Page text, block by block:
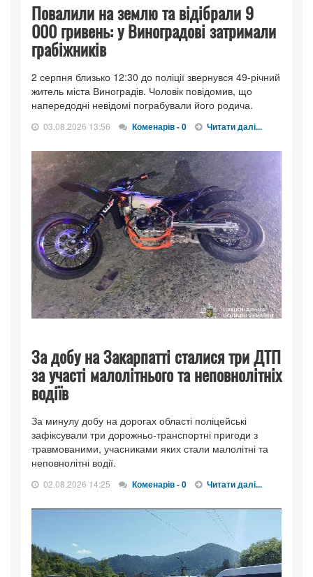
Повалили на землю та відібрали 9
000 гривень: у Виноградові затримали
грабіжників
2 серпня близько 12:30 до поліції звернувся 49-річний
житель міста Виноградів. Чоловік повідомив, що
напередодні невідомі пограбували його родича.
03.08.2026 13:56 Коменарів - 0 Читати далі...
За добу на Закарпатті сталися три ДТП
за участі малолітнього та неповнолітніх
водіїв
За минулу добу на дорогах області поліцейські
зафіксували три дорожньо-транспортні пригоди з
травмованими, учасниками яких стали малолітні та
неповнолітні водії.
02.08.2026 14:25 Коменарів - 0 Читати далі...